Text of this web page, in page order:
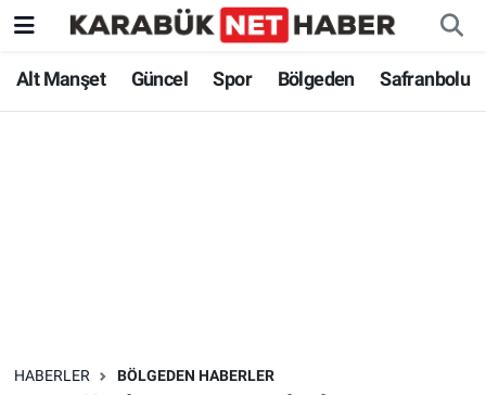
Alt Manşet Güncel Spor Bölgeden Safranbolu
HABERLER BÖLGEDEN HABERLER